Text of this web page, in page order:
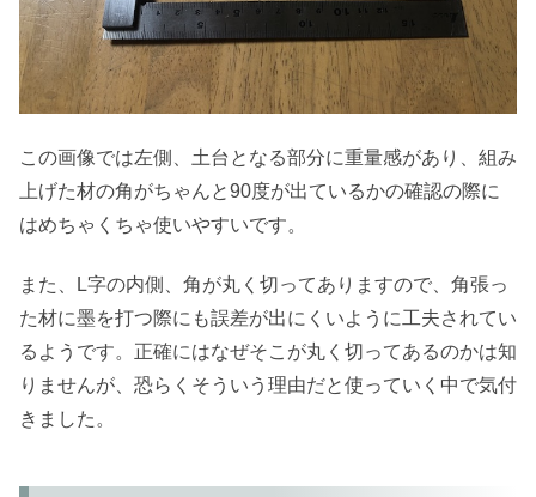
この画像では左側、土台となる部分に重量感があり、組み
上げた材の角がちゃんと90度が出ているかの確認の際に
はめちゃくちゃ使いやすいです。
また、L字の内側、角が丸く切ってありますので、角張っ
た材に墨を打つ際にも誤差が出にくいように工夫されてい
るようです。正確にはなぜそこが丸く切ってあるのかは知
りませんが、恐らくそういう理由だと使っていく中で気付
きました。